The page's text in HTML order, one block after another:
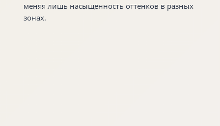
меняя лишь насыщенность оттенков в разных
зонах.